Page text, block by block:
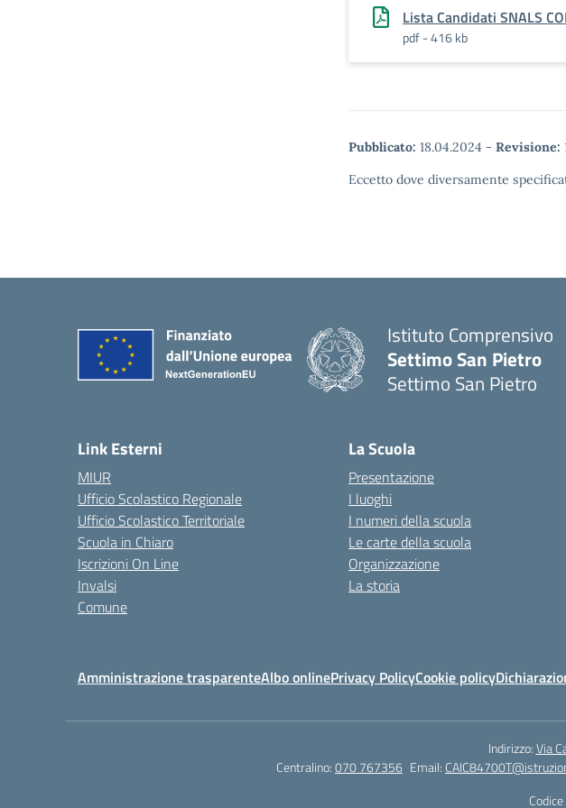
Lista Candidati SNALS
pdf - 416 kb
Pubblicato: 18.04.2024 - Revisione:
Eccetto dove diversamente
Istituto Comprensivo
Settimo San Pietro
Settimo San Pietro
Link Esterni
MIUR
Ufficio Scolastico Regionale
Ufficio Scolastico Territoriale
Scuola in Chiaro
Iscrizioni On Line
Invalsi
Comune
La Scuola
Presentazione
I luoghi
I numeri della scuola
Le carte della scuola
Organizzazione
La storia
Amministrazione trasparenteAlbo onlinePrivacy PolicyCookie policy
Indirizzo:Via
Centralino:070 767356 Email: